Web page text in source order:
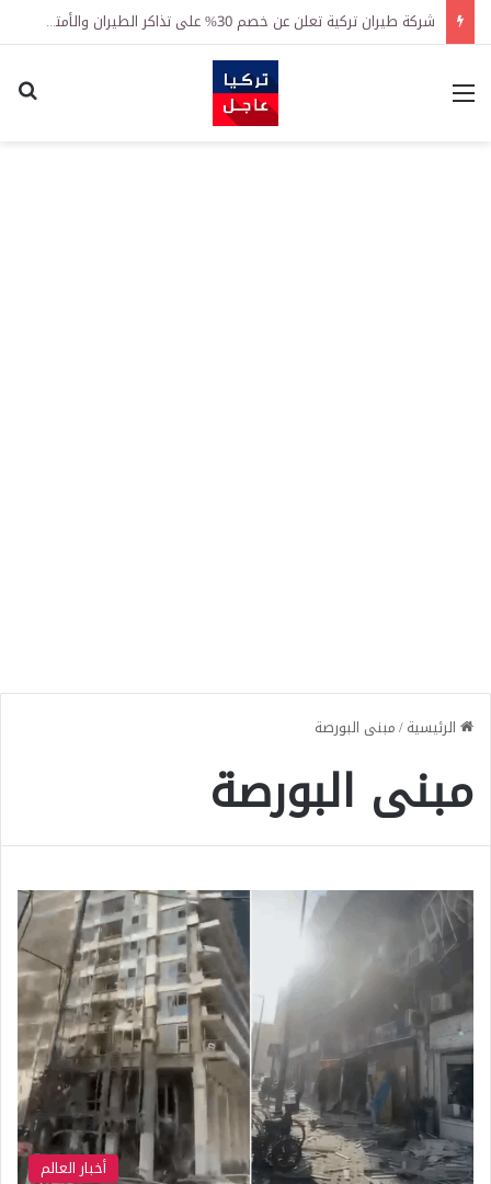
شركة طيران تركية تعلن عن خصم 30% على تذاكر الطيران والأمتعة داخل تركيا
القائمة
الرئيسية/مبنى البورصة
مبنى البورصة
أخبار العالم